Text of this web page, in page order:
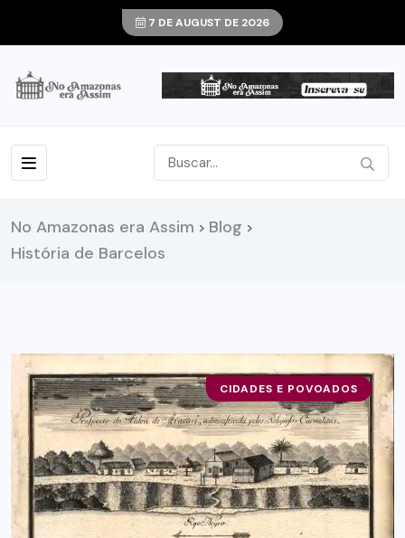
7 DE AUGUST DE 2026
No Amazonas era Assim > Blog >
História de Barcelos
CIDADES E POVOADOS